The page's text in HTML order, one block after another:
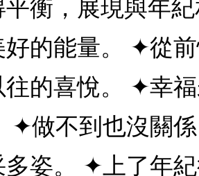
衡，展現與年
的能量。 ✦從
的喜悅。 ✦幸
✦做不到也沒關
姿。 ✦上了年